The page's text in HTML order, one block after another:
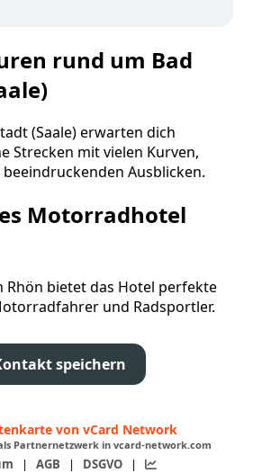
rund um Bad
(Saale) erwarten dich
Strecken mit vielen Kurven,
Ausblicken.
Motorradhotel
Rhön bietet das Hotel perfekte
und Radsportler.
speichern
von vCard Network
Partnernetzwerk in vcard-network.com
| AGB | DSGVO |